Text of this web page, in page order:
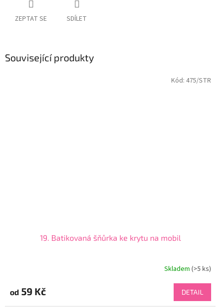
ZEPTAT SE SDÍLET
Související produkty
19. Batikovaná šňůrka ke krytu na mobil
Skladem (>5 ks)
od 59 Kč DETAIL
Kód: 475/STR